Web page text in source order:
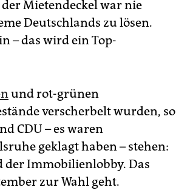
Mietendeckel war nie
Deutschlands zu lösen.
– das wird ein Top-
und rot-grünen
verscherbelt wurden, so
CDU – es waren
geklagt haben – stehen:
der Immobilienlobby. Das
zur Wahl geht.